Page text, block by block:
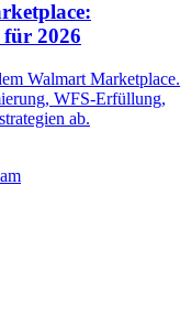
2026
Walmart Marketplace.
WFS-Erfüllung,
ab.